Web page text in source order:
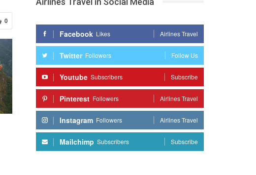
0
Facebook Likes Airlines Travel
Twitter Followers Follow Us
Youtube Subscribers Subscribe
Pinterest Followers Airlines Travel
Instagram Followers Airlines Travel
Mailchimp Subscribers Subscribe